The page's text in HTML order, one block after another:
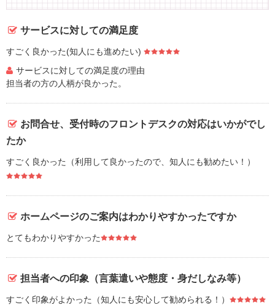
サービスに対しての満足度
すごく良かった(知人にも進めたい)
サービスに対しての満足度の理由
担当者の方の人柄が良かった。
お問合せ、受付時のフロントデスクの対応はいかがでし
たか
すごく良かった（利用して良かったので、知人にも勧めたい！）
ホームページのご案内はわかりやすかったですか
とてもわかりやすかった
担当者への印象（言葉遣いや態度・身だしなみ等）
すごく印象がよかった（知人にも安心して勧められる！）